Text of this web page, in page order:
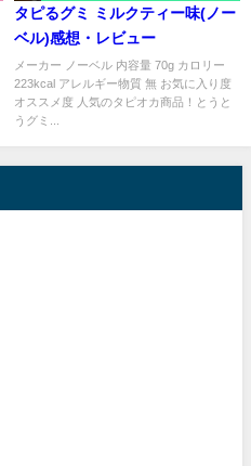
タピるグミ ミルクティー味(ノー
ベル)感想・レビュー
メーカー ノーベル 内容量 70g カロリー
223kcal アレルギー物質 無 お気に入り度
オススメ度 人気のタピオカ商品！とうと
うグミ...